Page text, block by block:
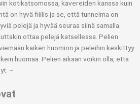
kotikatsomossa, kavereiden kanssa kuin
on hyvä fiiilis ja se, että tunnelma on
pelejä ja hyvää seuraa siinä samalla.
ottaa pelejä katsellessa. Pelien
kaiken huomion ja peleihin keskittyy
huomaa. Pelien aikaan voikin olla, että
–